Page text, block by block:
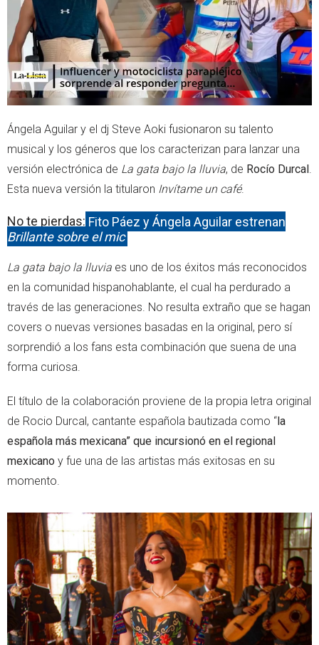
Ángela Aguilar y el dj Steve Aoki fusionaron su talento
musical y los géneros que los caracterizan para lanzar una
versión electrónica de La gata bajo la lluvia, de Rocío Durcal .
Esta nueva versión la titularon Invítame un café.
No te pierdas: Fito Páez y Ángela Aguilar estrenan
Brillante sobre el mic
La gata bajo la lluvia es uno de los éxitos más reconocidos
en la comunidad hispanohablante, el cual ha perdurado a
través de las generaciones. No resulta extraño que se hagan
covers o nuevas versiones basadas en la original, pero sí
sorprendió a los fans esta combinación que suena de una
forma curiosa.
El título de la colaboración proviene de la propia letra original
de Rocio Durcal, cantante española bautizada como “ la
española más mexicana” que incursionó en el regional
mexicano y fue una de las artistas más exitosas en su
momento.